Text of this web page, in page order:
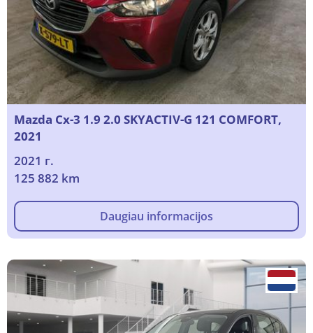
Mazda Cx-3 1.9 2.0 SKYACTIV-G 121 COMFORT,
2021
2021 г.
125 882 km
Daugiau informacijos